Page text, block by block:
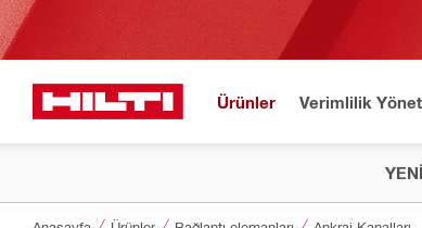
Ürünler Verimlilik
YENİ